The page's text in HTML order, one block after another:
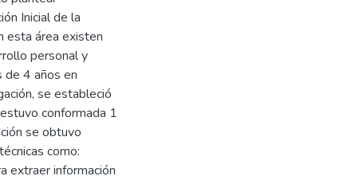
Inicial de la
esta área existen
personal y
de 4 años en
se estableció
conformada 1
se obtuvo
como:
extraer información